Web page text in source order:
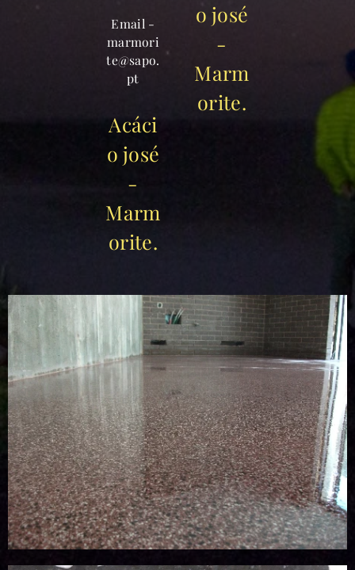
Email -
marmori
te@sapo.
pt
Acáci
o josé
-
Marm
orite.
o josé
-
Marm
orite.